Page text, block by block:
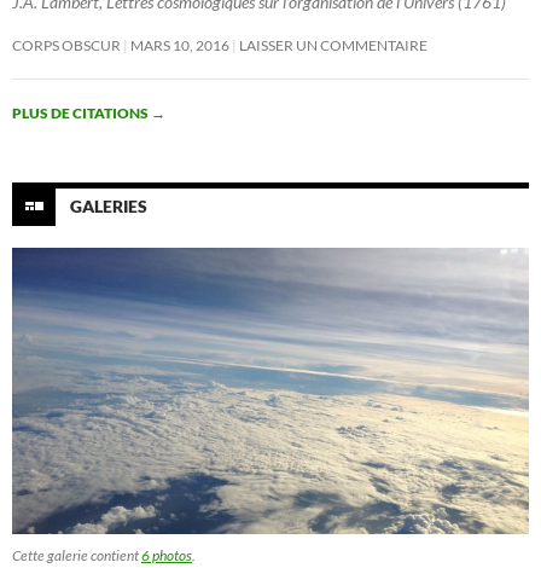
CORPS OBSCUR MARS 10, 2016 LAISSER UN COMMENTAIRE
PLUS DE CITATIONS →
GALERIES
Cette galerie contient6 photos